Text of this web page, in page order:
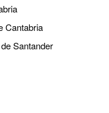
Cantabria
Santander